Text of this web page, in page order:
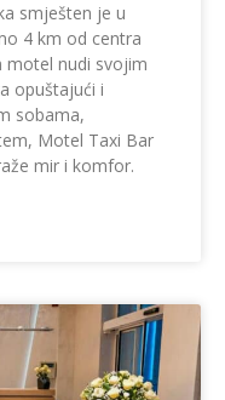
smješten je u
4 km od centra
motel nudi svojim
opuštajući i
sobama,
Motel Taxi Bar
mir i komfor.